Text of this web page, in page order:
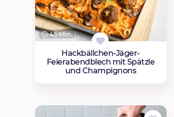
45 Min.
Hackbällchen-Jäger-
Feierabendblech mit Spätzle
und Champignons